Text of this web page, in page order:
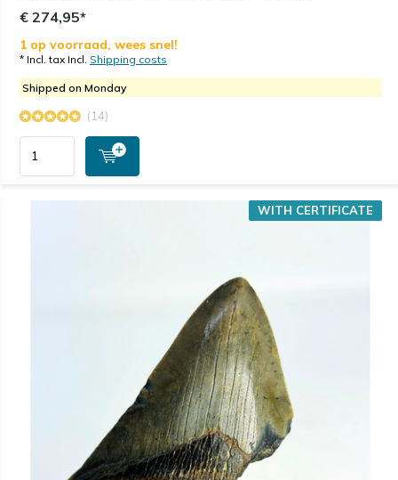
€ 274,95*
1 op voorraad, wees snel!
* Incl. tax Incl. Shipping costs
Shipped on Monday
(14)
WITH CERTIFICATE